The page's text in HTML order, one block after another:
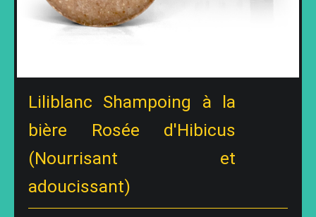
Liliblanc Shampoing à la
bière Rosée d'Hibicus
(Nourrisant et
adoucissant)